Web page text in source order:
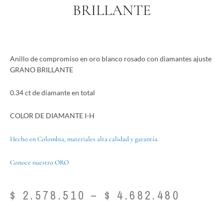
BRILLANTE
Anillo de compromiso en oro blanco rosado con diamantes ajuste
GRANO BRILLANTE
0.34 ct de diamante en total
COLOR DE DIAMANTE I-H
Hecho en Colombia, materiales alta calidad y garantía.
Conoce nuestro ORO
$ 2.578.510 – $ 4.682.480